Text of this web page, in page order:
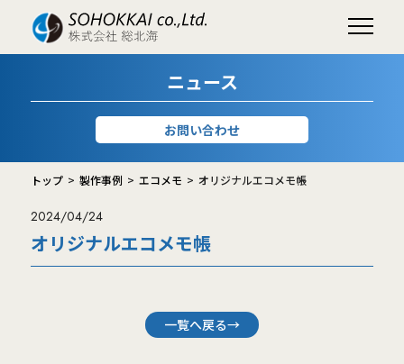
ニュース
お問い合わせ
トップ 製作事例 エコメモ オリジナルエコメモ帳
2024/04/24
オリジナルエコメモ帳
一覧へ戻る→